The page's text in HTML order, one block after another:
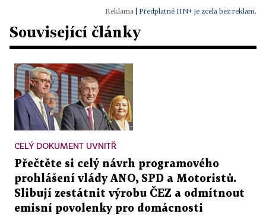
Předplatné HN+ je zcela bez reklam.
Související články
CELÝ DOKUMENT UVNITŘ
Přečtěte si celý návrh programového
prohlášení vlády ANO, SPD a Motoristů.
Slibují zestátnit výrobu ČEZ a odmítnout
emisní povolenky pro domácnosti